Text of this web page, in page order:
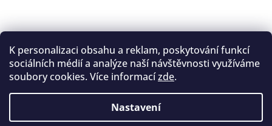
K personalizaci obsahu a reklam, poskytování funkcí
sociálních médií a analýze naší návštěvnosti využíváme
soubory cookies. Více informacízde.
Nastavení
Sledovat na Instagramu
Registrace na lukostřelbu
I. Královský lukostřelecký klub
Český lukostřelecký svaz